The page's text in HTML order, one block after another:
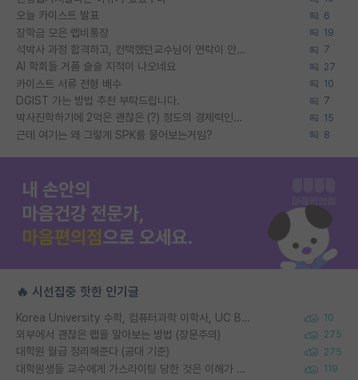
오늘 카이스트 발표 6
장학금 모은 랩비통장 19
석박사 과정 합격하고, 컨택했던교수님이 연락이 안됩니다... 7
AI 학회들 거품 슬슬 지적이 나오네요 27
카이스트 서류 전형 배수 10
DGIST 가는 방법 추천 부탁드립니다. 7
박사진학하기에 2억은 괜찮은 (?) 정도의 경제력인가요 15
근데 여기는 왜 그렇게 SPK를 물어보는거임? 8
🔥 시선집중 핫한 인기글
Korea University 수학, 컴퓨터과학 이학사, UC Berkeley 산업공학 대학원 공학박사가 되는 것은 쉽지 않겠죠? 10
외부에서 괜찮은 랩을 알아보는 방법 (장문주의) 275
대학원 월급 정리해준다 (공대 기준) 275
대학원생들 교수에게 가스라이팅 당한 것은 이해가 갑니다. 안타깝네요. 119